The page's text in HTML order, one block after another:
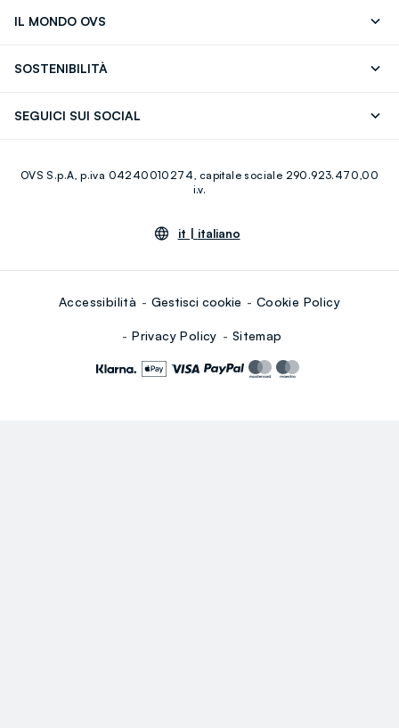
IL MONDO OVS
Giftcard
SOSTENIBILITÀ
SEGUICI SUI SOCIAL
Youtube Linkedin
OVS S.p.A, p.iva 04240010274, capitale sociale 290.923.470,00
i.v.
it | italiano
Accessibilità Gestisci cookie Cookie Policy
Privacy Policy Sitemap